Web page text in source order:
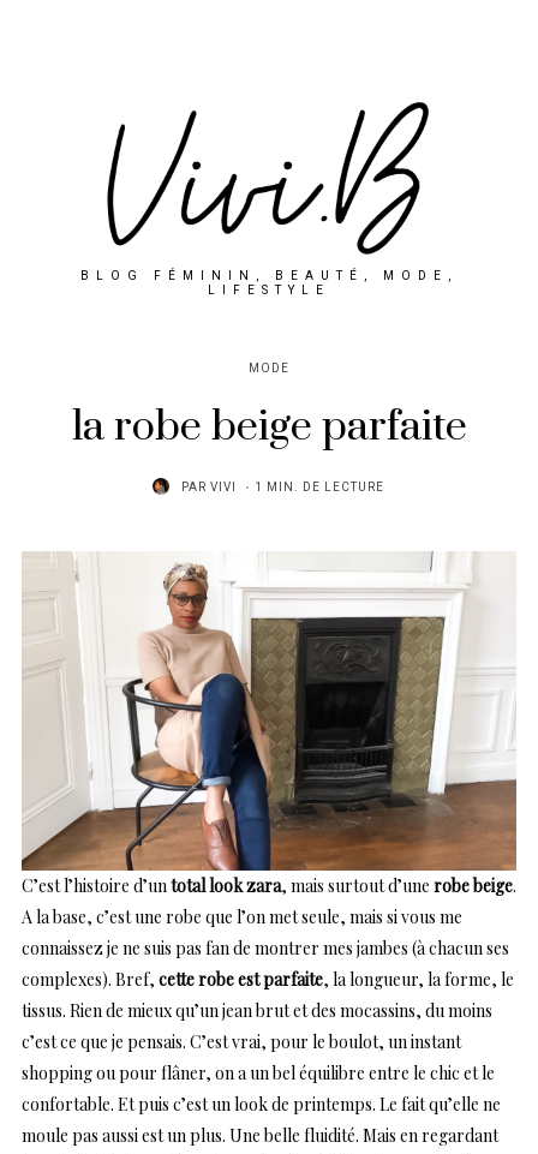
BLOG FÉMININ, BEAUTÉ, MODE,
LIFESTYLE
MODE
la robe beige parfaite
PAR VIVI 1 MIN. DE LECTURE
C’est l’histoire d’untotal look zara, mais surtout d’une robe beige.
A la base, c’est une robe que l’on met seule, mais si vous me
connaissez je ne suis pas fan de montrer mes jambes (à chacun ses
complexes). Bref, cette robe est parfaite, la longueur, la forme, le
tissus. Rien de mieux qu’un jean brut et des mocassins, du moins
c’est ce que je pensais. C’est vrai, pour le boulot, un instant
shopping ou pour flâner, on a un bel équilibre entre le chic et le
confortable. Et puis c’est un look de printemps. Le fait qu’elle ne
moule pas aussi est un plus. Une belle fluidité. Mais en regardant